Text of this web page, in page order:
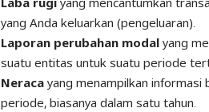
yang Anda keluarkan (pengeluaran).
Laporan perubahan modal yang
suatu entitas untuk suatu periode
Neraca yang menampilkan informasi
periode, biasanya dalam satu tahun.